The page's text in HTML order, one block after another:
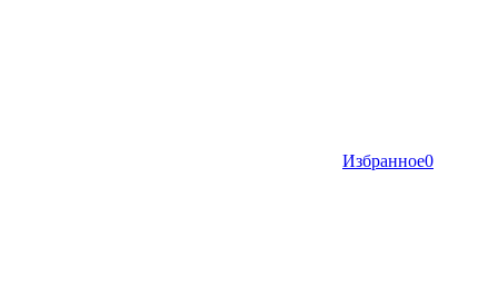
Избранное0